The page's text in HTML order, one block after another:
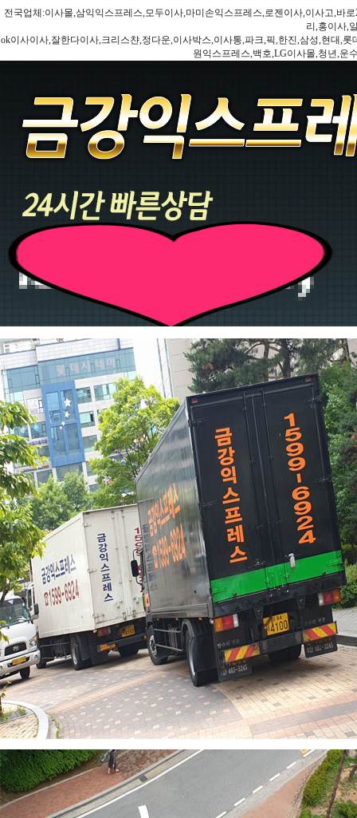
전국업체:이사몰,삼익익스프레스,모두이사,마미손익스프레스,로젠이사,이사고,바
리,홍이사,
ok이사이사,잘한다이사,크리스챤,정다운,이사박스,이사통,파크,픽,한진,삼성,현대,
원익스프레스,백호,LG이사몰,청년,운